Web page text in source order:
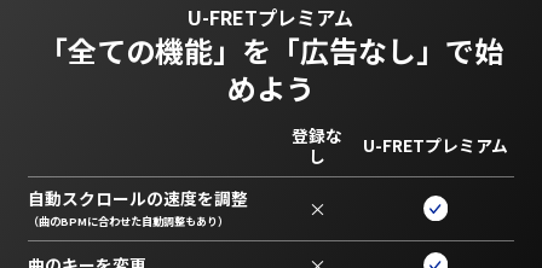
U-FRETプレミアム
「全ての機能」を 「広告なし」で始
めよう
登録な
し
U-FRETプレミアム
自動スクロールの速度を調整
（曲のBPMに合わせた自動調整もあり） ×